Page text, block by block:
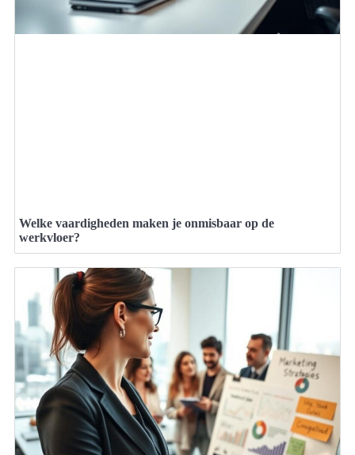
Welke vaardigheden maken je onmisbaar op de
werkvloer?